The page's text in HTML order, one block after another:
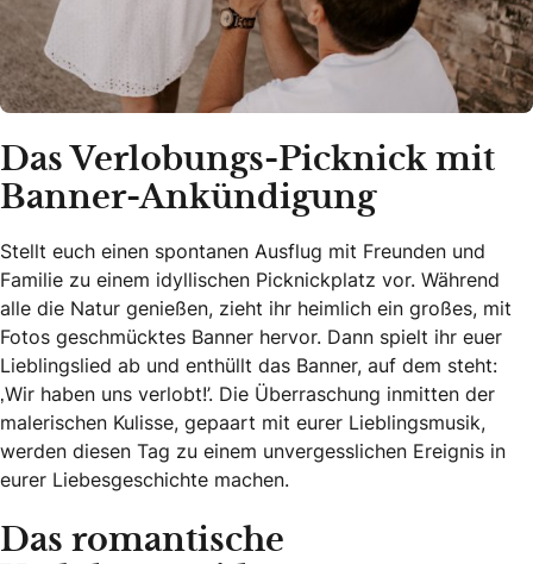
Das Verlobungs-Picknick mit
Banner-Ankündigung
Stellt euch einen spontanen Ausflug mit Freunden und
Familie zu einem idyllischen Picknickplatz vor. Während
alle die Natur genießen, zieht ihr heimlich ein großes, mit
Fotos geschmücktes Banner hervor. Dann spielt ihr euer
Lieblingslied ab und enthüllt das Banner, auf dem steht:
‚Wir haben uns verlobt!’. Die Überraschung inmitten der
malerischen Kulisse, gepaart mit eurer Lieblingsmusik,
werden diesen Tag zu einem unvergesslichen Ereignis in
eurer Liebesgeschichte machen.
Das romantische